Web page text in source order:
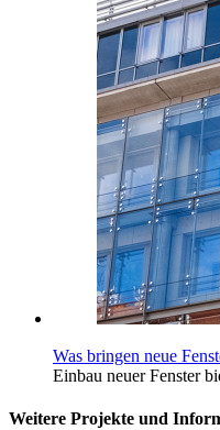
Was bringen neue
Einbau neuer Fenster
Weitere Projekte und